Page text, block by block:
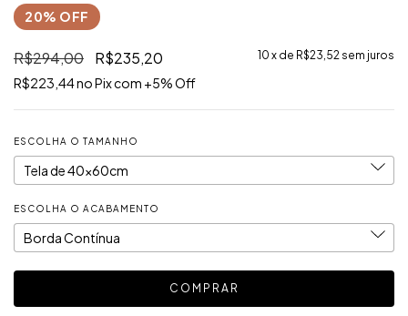
R$294,00 R$235,20 10 x de R$23,52 sem juros
R$223,44
ESCOLHA O TAMANHO
ESCOLHA O ACABAMENTO